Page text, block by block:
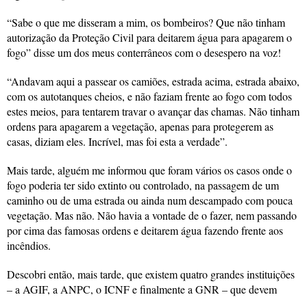
“Sabe o que me disseram a mim, os bombeiros? Que não tinham
autorização da Proteção Civil para deitarem água para apagarem o
fogo” disse um dos meus conterrâneos com o desespero na voz!
“Andavam aqui a passear os camiões, estrada acima, estrada abaixo,
com os autotanques cheios, e não faziam frente ao fogo com todos
estes meios, para tentarem travar o avançar das chamas. Não tinham
ordens para apagarem a vegetação, apenas para protegerem as
casas, diziam eles. Incrível, mas foi esta a verdade”.
Mais tarde, alguém me informou que foram vários os casos onde o
fogo poderia ter sido extinto ou controlado, na passagem de um
caminho ou de uma estrada ou ainda num descampado com pouca
vegetação. Mas não. Não havia a vontade de o fazer, nem passando
por cima das famosas ordens e deitarem água fazendo frente aos
incêndios.
Descobri então, mais tarde, que existem quatro grandes instituições
– a AGIF, a ANPC, o ICNF e finalmente a GNR – que devem